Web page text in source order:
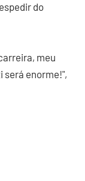
do
meu
será enorme!",